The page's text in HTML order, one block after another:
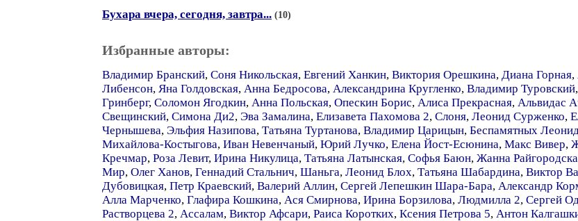
Бухара вчера, сегодня, завтра... (10)
Избранные авторы:
Владимир Бранский, Соня Никольская, Евгений Ханкин, Виктория Орешкина, Диана Горная,
Либенсон, Яна Голдовская, Анна Бедросова, Александрина Кругленко, Владимир Туровский,
Гринберг, Соломон Ягодкин, Анна Польская, Опескин Борис, Алиса Прекрасная, Альвидас
Свещинский, Симона Ди2, Эва Замалина, Елизавета Пахомова 2, Слоня, Леонид Сурженко,
Чернышева, Эльфия Назипова, Татьяна Туртанова, Владимир Царицын, Беспамятных
Михайлова-Костыгова, Иван Невенчаный, Юрий Лучко, Елена Йост-Есюнина, Макс Вивер,
Кречмар, Роза Левит, Ирина Никулица, Татьяна Латынская, Софья Баюн, Жанна
Мир, Олег Ханов, Геннадий Стальнич, Шаньга, Леонид Блох, Татьяна Шабардина, Виктор
Дубовицкая, Петр Краевский, Валерий Аллин, Сергей Лепешкин Шара-Бара, Александр
Алла Марченко, Глафира Кошкина, Ася Смирнова, Ирина Борзилова, Людмилла 2, Сергей
Растворцева 2, Ассалам, Виктор Афсари, Раиса Коротких, Ксения Петрова 5, Антон